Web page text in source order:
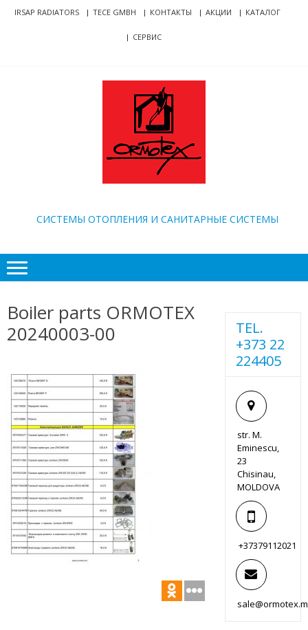
Skip
SkipIRSAP RADIATORS TECE GMBH КОНТАКТЫ АКЦИИ КАТАЛОГ
СЕРВИС
CИСТЕМЫ ОТОПЛЕНИЯ И САНИТАРНЫЕ СИСТЕМЫ
Boiler parts ORMOTEX
20240003-00
TEL.
+373 22
224405
str. M.
Eminescu,
23
Chisinau,
MOLDOVA
+37379112021